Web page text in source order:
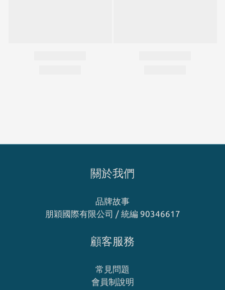
關於我們
品牌故事
朋穎國際有限公司 / 統編 90346617
顧客服務
常見問題
會員制說明